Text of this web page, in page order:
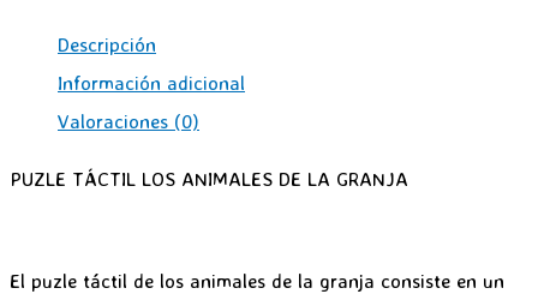
Descripción
Información adicional
Valoraciones (0)
PUZLE TÁCTIL LOS ANIMALES DE LA GRANJA
El puzle táctil de los animales de la granja consiste en un